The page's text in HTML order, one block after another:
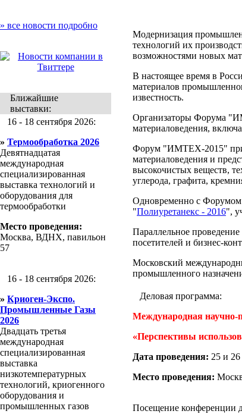
» все новости подробно
Ближайшие
выставки:
16 - 18 сентября 2026:
» Термообработка 2026
Девятнадцатая
международная
специализированная
выставка технологий и
оборудования для
термообработки
Место проведения:
Москва, ВДНХ, павильон
57
16 - 18 сентября 2026:
» Криоген-Экспо.
Промышленные Газы
2026
Двадцать третья
международная
специализированная
выставка
низкотемпературных
технологий, криогенного
оборудования и
промышленных газов
Модернизация
технологий их
возможностями новых
В настоящее время в
материалов
известность.
Организаторы Форума
материаловедения,
Форум "ИМТЕХ-2015"
материаловедения и
высокочистых веществ,
углерода, графита,
Одновременно с
"Полиуретанекс - 2016",
Параллельное
посетителей и бизнес-
Московский
промышленного
Деловая программа:
Международная научно-
«Перспективы
Дата проведения: 25 и 26
Место проведения:
Посещение конференции